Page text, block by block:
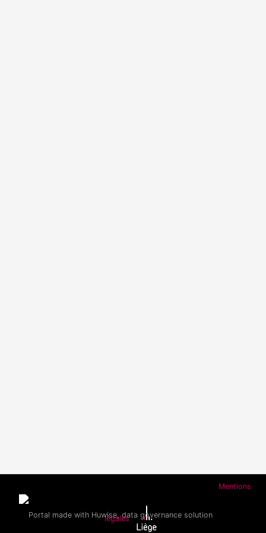
Mentions
légales